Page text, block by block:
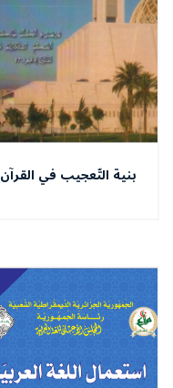
بنية التّعجيب في القرآن